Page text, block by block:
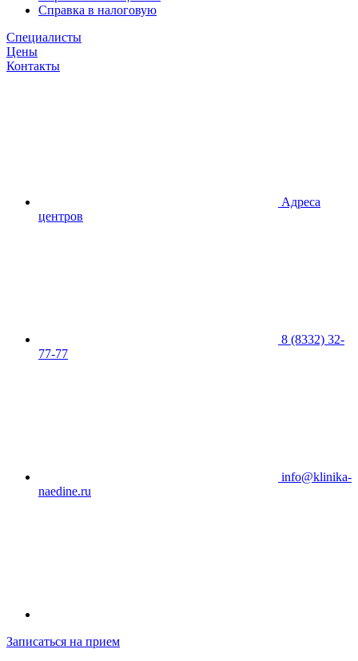
Справка в налоговую
Специалисты
Цены
Контакты
Адреса
центров
8 (8332) 32-
77-77
info@klinika-
naedine.ru
Записаться на прием